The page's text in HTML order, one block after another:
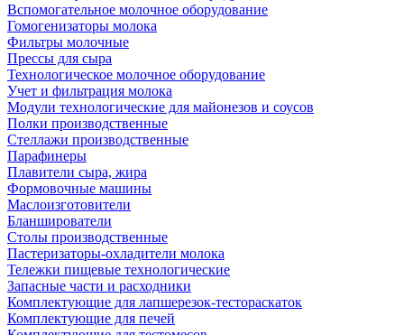
Вспомогательное молочное оборудование
Гомогенизаторы молока
Фильтры молочные
Прессы для сыра
Технологическое молочное оборудование
Учет и фильтрация молока
Модули технологические для майонезов и соусов
Полки производственные
Стеллажи производственные
Парафинеры
Плавители сыра, жира
Формовочные машины
Маслоизготовители
Бланширователи
Столы производственные
Пастеризаторы-охладители молока
Тележки пищевые технологические
Запасные части и расходники
Комплектующие для лапшерезок-тестораскаток
Комплектующие для печей